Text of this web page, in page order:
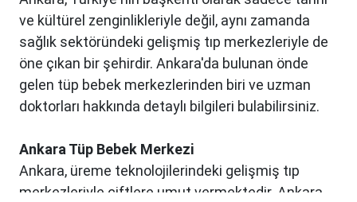
ve kültürel zenginlikleriyle değil, aynı zamanda
sağlık sektöründeki gelişmiş tıp merkezleriyle de
öne çıkan bir şehirdir. Ankara'da bulunan önde
gelen tüp bebek merkezlerinden biri ve uzman
doktorları hakkında detaylı bilgileri bulabilirsiniz.
Ankara Tüp Bebek Merkezi
Ankara, üreme teknolojilerindeki gelişmiş tıp
merkezleriyle çiftlere umut vermektedir. Ankara